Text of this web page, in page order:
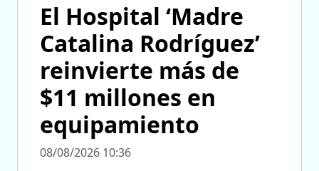
El Hospital ‘Madre
Catalina Rodríguez’
reinvierte más de
$11 millones en
equipamiento
08/08/2026 10:36